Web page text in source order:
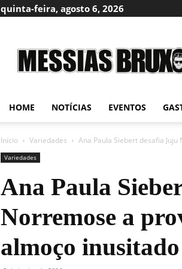
quinta-feira, agosto 6, 2026
Bruxo
HOME NOTÍCIAS EVENTOS
Início Variedades Ana Paula Siebert desafia
Variedades
Ana Paula
Norremose a
almoço inusitado